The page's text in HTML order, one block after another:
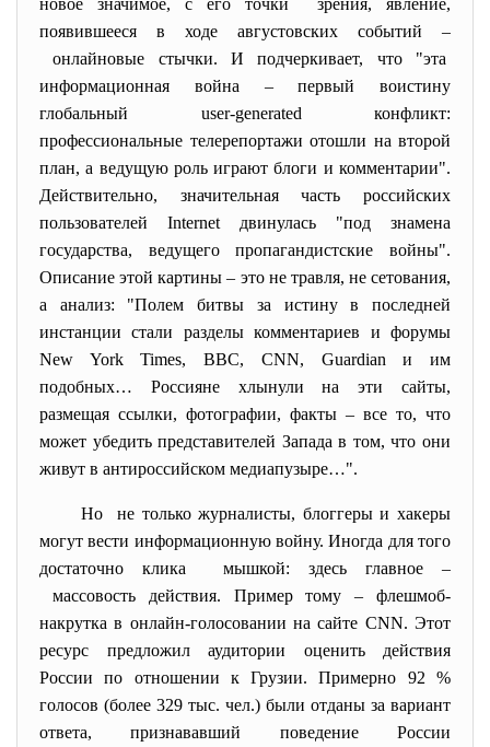
новое значимое, с его точки зрения, явление,
появившееся в ходе августовских событий –
онлайновые стычки. И подчеркивает, что "эта
информационная война – первый воистину
глобальный user-generated конфликт:
профессиональные телерепортажи отошли на второй
план, а ведущую роль играют блоги и комментарии".
Действительно, значительная часть российских
пользователей Internet двинулась "под знамена
государства, ведущего пропагандистские войны".
Описание этой картины – это не травля, не сетования,
а анализ: "Полем битвы за истину в последней
инстанции стали разделы комментариев и форумы
New York Times, ВВС, CNN, Guardian и им
подобных… Россияне хлынули на эти сайты,
размещая ссылки, фотографии, факты – все то, что
может убедить представителей Запада в том, что они
живут в антироссийском медиапузыре…".
Но не только журналисты, блоггеры и хакеры
могут вести информационную войну. Иногда для того
достаточно клика мышкой: здесь главное –
массовость действия. Пример тому – флешмоб-
накрутка в онлайн-голосовании на сайте CNN. Этот
ресурс предложил аудитории оценить действия
России по отношении к Грузии. Примерно 92 %
голосов (более 329 тыс. чел.) были отданы за вариант
ответа, признававший поведение России